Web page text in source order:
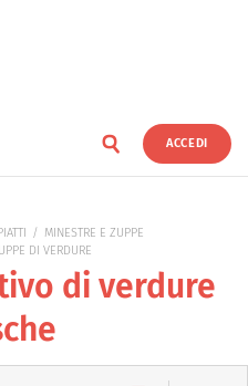
ACCEDI
MINESTRE E ZUPPE
DI VERDURE
di verdure